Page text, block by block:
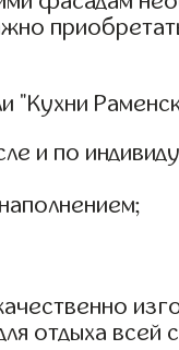
"Кухни
и по
отдыха всей